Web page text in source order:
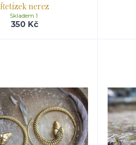
Řetízek nerez
350 Kč
Skladem 1